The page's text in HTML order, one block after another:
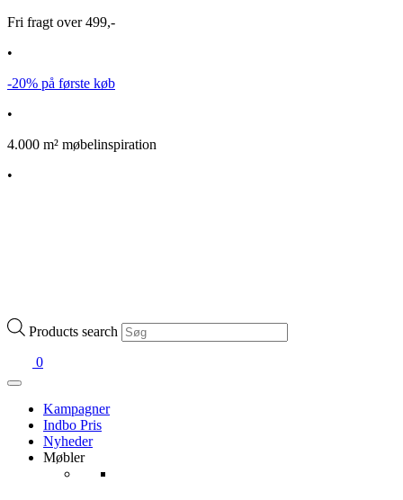
Fri fragt over 499,-
•
-20% på første køb
•
4.000 m² møbelinspiration
•
Products search
0
Kampagner
Indbo Pris
Nyheder
Møbler